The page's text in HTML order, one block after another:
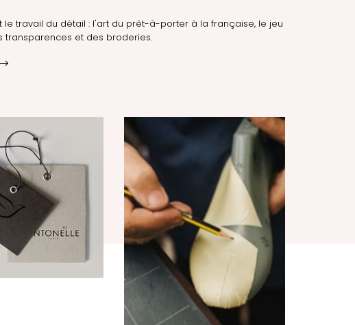
le travail du détail : l'art du prêt-à-porter à la française, le jeu
transparences et des broderies.